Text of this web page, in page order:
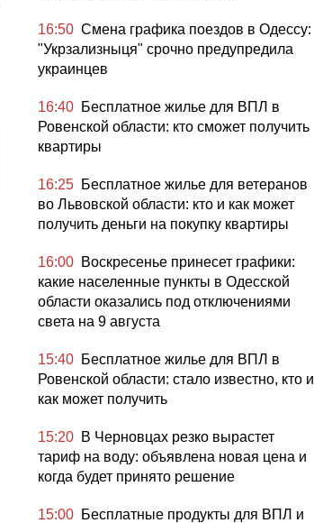
16:50 Смена графика поездов в Одессу:
"Укрзализныця" срочно предупредила
украинцев
16:40 Бесплатное жилье для ВПЛ в
Ровенской области: кто сможет получить
квартиры
16:25 Бесплатное жилье для ветеранов
во Львовской области: кто и как может
получить деньги на покупку квартиры
16:00 Воскресенье принесет графики:
какие населенные пункты в Одесской
области оказались под отключениями
света на 9 августа
15:40 Бесплатное жилье для ВПЛ в
Ровенской области: стало известно, кто и
как может получить
15:20 В Черновцах резко вырастет
тариф на воду: объявлена ​​новая цена и
когда будет принято решение
15:00 Бесплатные продукты для ВПЛ и